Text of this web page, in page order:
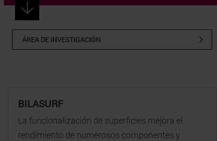
ÁREA DE INVESTIGACIÓN
BILASURF
La funcionalización de superficies mejora el
rendimiento de numerosos componentes y